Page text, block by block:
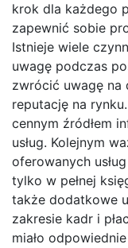
krok dla każdego
zapewnić sobie
Istnieje wiele
uwagę podczas
zwrócić uwagę na
reputację na
cennym źródłem
usług. Kolejnym
oferowanych
tylko w pełnej
także dodatkowe
zakresie kadr i
miało